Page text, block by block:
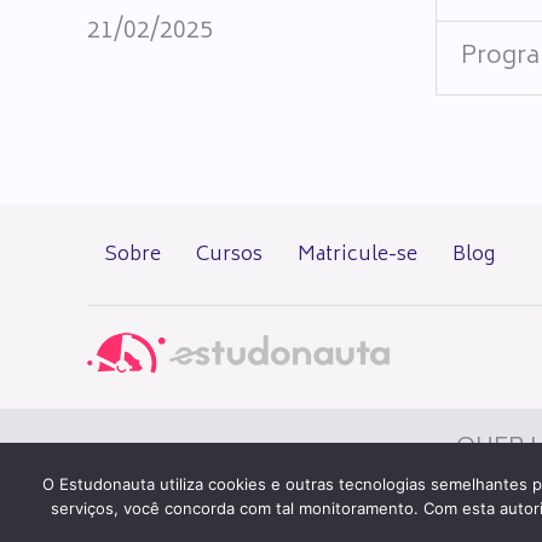
21/02/2025
Sobre Cursos Matricule-se Blog
QUER
O Estudonauta utiliza cookies e outras tecnologias semelhantes
serviços, você concorda com tal monitoramento. Com esta